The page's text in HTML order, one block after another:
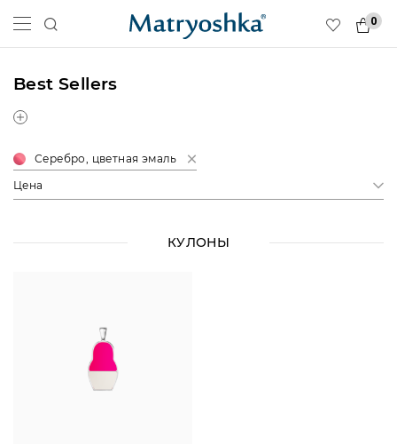
0
Best Sellers
Серебро, цветная эмаль
Цена
КУЛОНЫ